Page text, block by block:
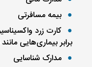
بیمه مسافرتی
کارت زرد
برابر بیماری‌هایی
مدارک شناسایی